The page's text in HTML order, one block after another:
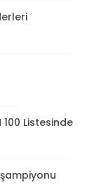
100 Listesinde
şampiyonu